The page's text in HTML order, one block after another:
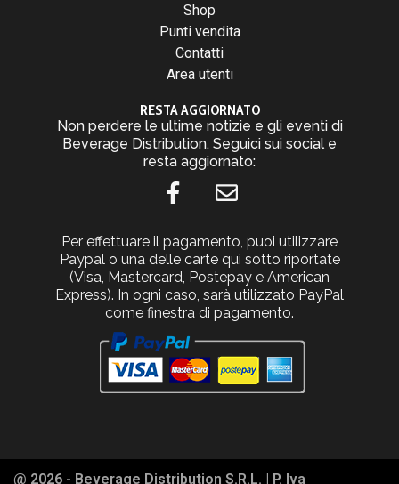
Shop
Punti vendita
Contatti
Area utenti
RESTA AGGIORNATO
Non perdere le ultime notizie e gli eventi di
Beverage Distribution. Seguici sui social e
resta aggiornato:
Per effettuare il pagamento, puoi utilizzare
Paypal o una delle carte qui sotto riportate
(Visa, Mastercard, Postepay e American
Express). In ogni caso, sarà utilizzato PayPal
come finestra di pagamento.
@ 2026 - Beverage Distribution S.R.L. | P. Iva